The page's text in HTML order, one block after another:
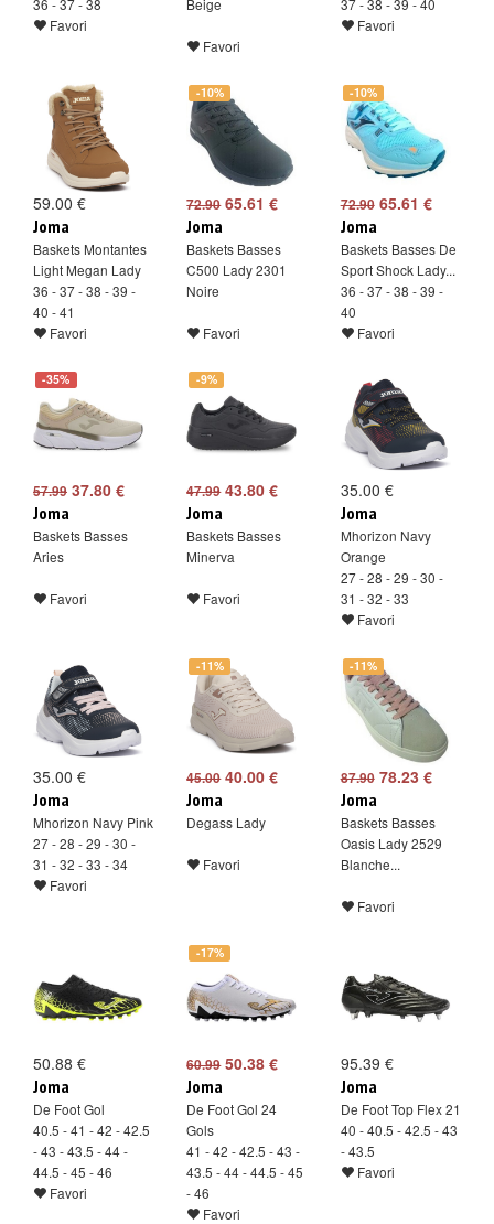
36 - 37 - 38
Favori
Beige
Favori
37 - 38 - 39 - 40
Favori
59.00 €
Joma
Baskets Montantes
Light Megan Lady
36 - 37 - 38 - 39 -
40 - 41
Favori
-10%
72.9065.61 €
Joma
Baskets Basses
C500 Lady 2301
Noire
Favori
-10%
72.9065.61 €
Joma
Baskets Basses De
Sport Shock Lady...
36 - 37 - 38 - 39 -
40
Favori
-35%
57.99 37.80 €
Joma
Baskets Basses
Aries
Favori
-9%
47.9943.80 €
Joma
Baskets Basses
Minerva
Favori
35.00 €
Joma
Mhorizon Navy
Orange
27 - 28 - 29 - 30 -
31 - 32 - 33
Favori
35.00 €
Joma
Mhorizon Navy Pink
27 - 28 - 29 - 30 -
31 - 32 - 33 - 34
Favori
-11%
45.0040.00 €
Joma
Degass Lady
Favori
-11%
87.9078.23 €
Joma
Baskets Basses
Oasis Lady 2529
Blanche...
Favori
50.88 €
Joma
De Foot Gol
40.5 - 41 - 42 - 42.5
- 43 - 43.5 - 44 -
44.5 - 45 - 46
Favori
-17%
60.9950.38 €
Joma
De Foot Gol 24
Gols
41 - 42 - 42.5 - 43 -
43.5 - 44 - 44.5 - 45
- 46
Favori
95.39 €
Joma
De Foot Top Flex 21
40 - 40.5 - 42.5 - 43
- 43.5
Favori